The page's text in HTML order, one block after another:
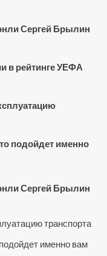
Сергей Брылин
в рейтинге УЕФА
подойдет именно
Сергей Брылин
транспорта
именно вам